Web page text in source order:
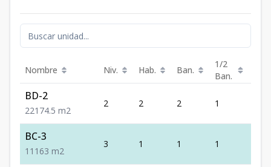
Nombre Niv. Hab. Ban.
1/2
Ban.
BD-2
221 74.5 m2
2 2 2 1
BC-3
1 1 1 63 m2
3 1 1 1